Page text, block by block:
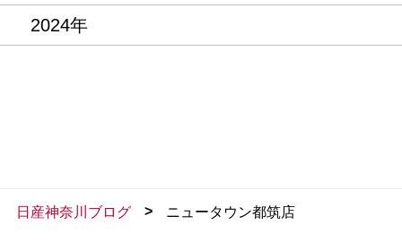
2024年
日産神奈川ブログ > ニュータウン都筑店